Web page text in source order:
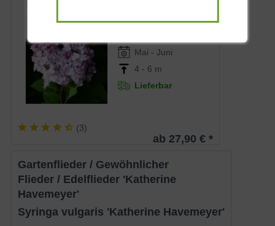
Lilablau
Mai - Juni
4 - 6 m
Lieferbar
(3)
ab 27,90 € *
Gartenflieder / Gewöhnlicher
Flieder / Edelflieder 'Katherine
Havemeyer'
Syringa vulgaris 'Katherine Havemeyer'